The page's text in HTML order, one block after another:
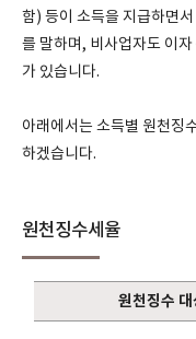
함) 등이 소득을 지급하면
를 말하며, 비사업자도 이
가 있습니다.
아래에서는 소득별 원천징
하겠습니다.
원천징수세율
원천징수 대